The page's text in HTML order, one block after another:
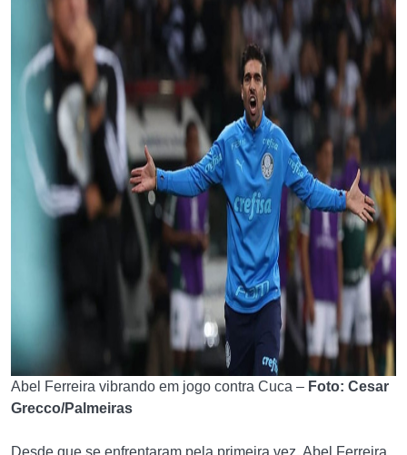
Abel Ferreira vibrando em jogo contra Cuca – Foto: Cesar
Grecco/Palmeiras
Desde que se enfrentaram pela primeira vez, Abel Ferreira